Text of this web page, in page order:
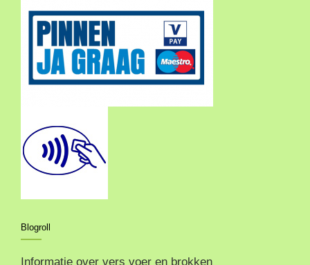
Blogroll
Informatie over vers voer en brokken